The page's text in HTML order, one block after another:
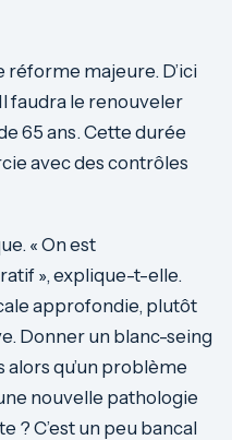
réforme majeure. D’ici
faudra le renouveler
65 ans. Cette durée
avec des contrôles
« On est
», explique-t-elle.
approfondie, plutôt
Donner un blanc-seing
alors qu’un problème
nouvelle pathologie
? C’est un peu bancal